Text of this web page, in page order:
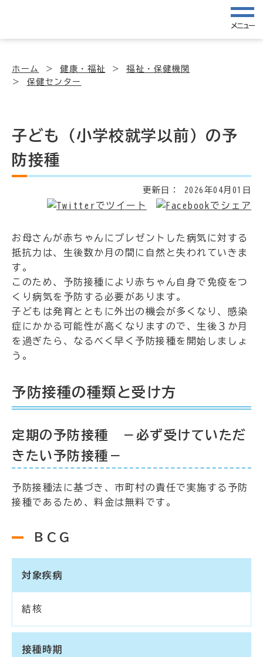
メニュー
ホーム 健康・福祉
福祉・保健機関
保健センター
子ども（小学校就学以前）の予
防接種
更新日： 2026年04月01日
お母さんが赤ちゃんにプレゼントした病気に対する
抵抗力は、生後数か月の間に自然と失われていきま
す。
このため、予防接種により赤ちゃん自身で免疫をつ
くり病気を予防する必要があります。
子どもは発育とともに外出の機会が多くなり、感染
症にかかる可能性が高くなりますので、生後３か月
を過ぎたら、なるべく早く予防接種を開始しましょ
う。
予防接種の種類と受け方
定期の予防接種 －必ず受けていただ
きたい予防接種－
予防接種法に基づき、市町村の責任で実施する予防
接種であるため、料金は無料です。
ＢＣＧ
対象疾病
結核
接種時期